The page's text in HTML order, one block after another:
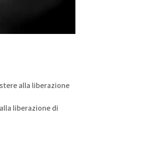
alla liberazione
liberazione di